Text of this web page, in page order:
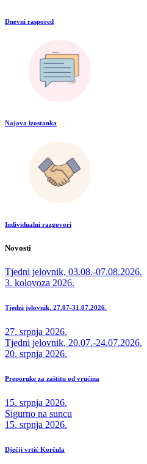
Dnevni raspored
Najava izostanka
Individualni razgovori
Novosti
Tjedni jelovnik, 03.08.-07.08.2026.
3. kolovoza 2026.
Tjedni jelovnik, 27.07-31.07.2026.
27. srpnja 2026.
Tjedni jelovnik, 20.07.-24.07.2026.
20. srpnja 2026.
Preporuke za zaštitu od vrućina
15. srpnja 2026.
Sigurno na suncu
15. srpnja 2026.
Dječji vrtić Korčula